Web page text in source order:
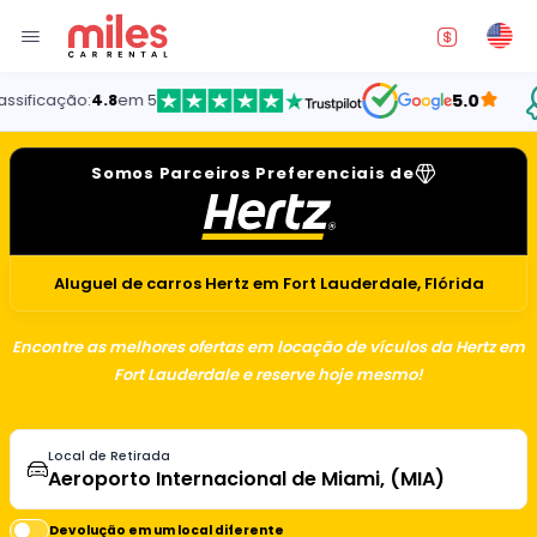
em 5 5.0
Somos Parceiros Preferenciais de
Aluguel de carros Hertz em Fort Lauderdale, Flórida
Encontre as melhores ofertas em locação de vículos da Hertz em
Fort Lauderdale e reserve hoje mesmo!
Local de Retirada
Devolução em um local diferente